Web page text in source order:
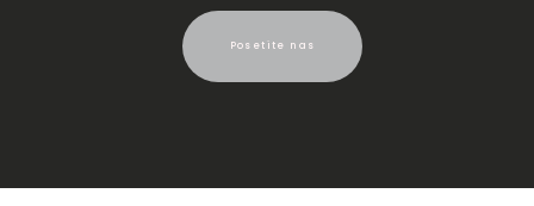
Posetite nas